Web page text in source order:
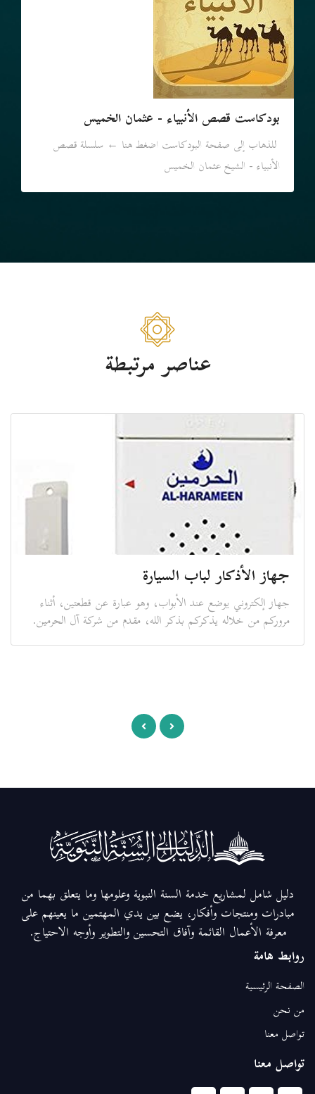
بودكاست قصص الأنبياء - عثمان الخميس
للذهاب إلى صفحة البودكاست اضغط هنا ← سلسلة قصص
الأنبياء - الشيخ عثمان الخميس
عناصر مرتبطة
جهاز الأذكار لباب السيارة
جهاز إلكتروني يوضع عند الأبواب، وهو عبارة عن قطعتين، أثناء
مروركم من خلاله يذكركم بذكر الله، مقدم من شركة آل الحرمين.
دليل شامل لمشاريع خدمة السنة النبوية وعلومها وما يتعلق بهما من
مبادرات ومنتجات وأفكار، يضع بين يدي المهتمين ما يعينهم على
معرفة الأعمال القائمة وآفاق التحسين والتطوير وأوجه الاحتياج.
روابط هامة
الصفحة الرئيسية
من نحن
تواصل معنا
تواصل معنا